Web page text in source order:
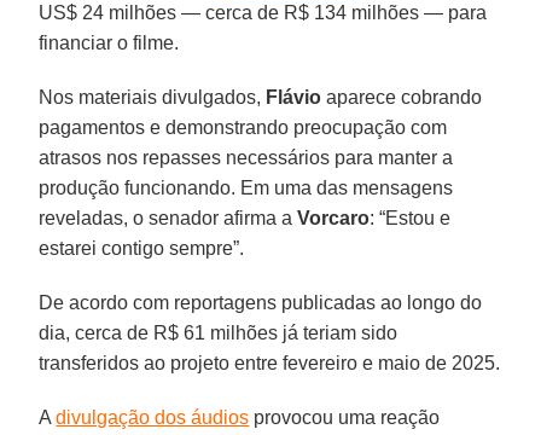
US$ 24 milhões — cerca de R$ 134 milhões — para
financiar o filme.
Nos materiais divulgados, Flávio aparece cobrando
pagamentos e demonstrando preocupação com
atrasos nos repasses necessários para manter a
produção funcionando. Em uma das mensagens
reveladas, o senador afirma aVorcaro: “Estou e
estarei contigo sempre”.
De acordo com reportagens publicadas ao longo do
dia, cerca de R$ 61 milhões já teriam sido
transferidos ao projeto entre fevereiro e maio de 2025.
Adivulgação dos áudios provocou uma reação